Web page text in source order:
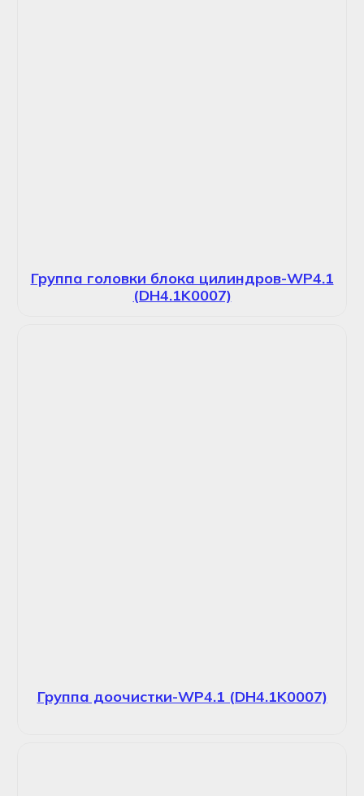
Группа головки блока цилиндров-WP4.1
(DH4.1K0007)
Группа доочистки-WP4.1 (DH4.1K0007)